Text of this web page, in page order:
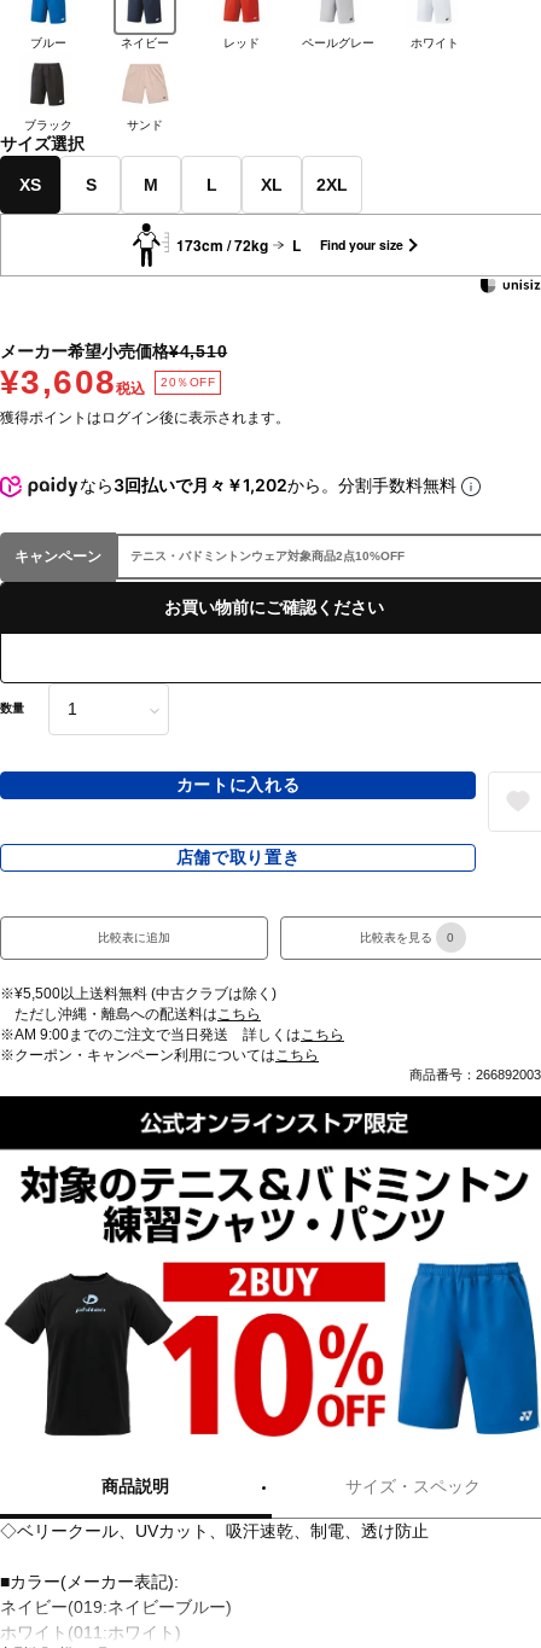
ブルー ネイビー レッド ペールグレー ホワイト
ブラック サンド
サイズ選択
XS S M L XL 2XL
173cm / 72kg L Find your size
メーカー希望小売価格¥4,510
¥3,608税込 20％OFF
獲得ポイントはログイン後に表示されます。
なら3回払いで月々￥1,202から。分割手数料無料
キャンペーン テニス・バドミントンウェア対象商品2点10%OFF
お買い物前にご確認ください
数量
カートに入れる
店舗で取り置き
比較表に追加 比較表を見る 0
※¥5,500以上送料無料 (中古クラブは除く)
ただし沖縄・離島への配送料は こちら
※AM 9:00までのご注文で当日発送 詳しくは こちら
※クーポン・キャンペーン利用については こちら
商品番号：
商品説明 サイズ・スペック
◇ベリークール、UVカット、吸汗速乾、制電、透け防止
■カラー(メーカー表記):
ネイビー(019:ネイビーブルー)
ホワイト(011:ホワイト)